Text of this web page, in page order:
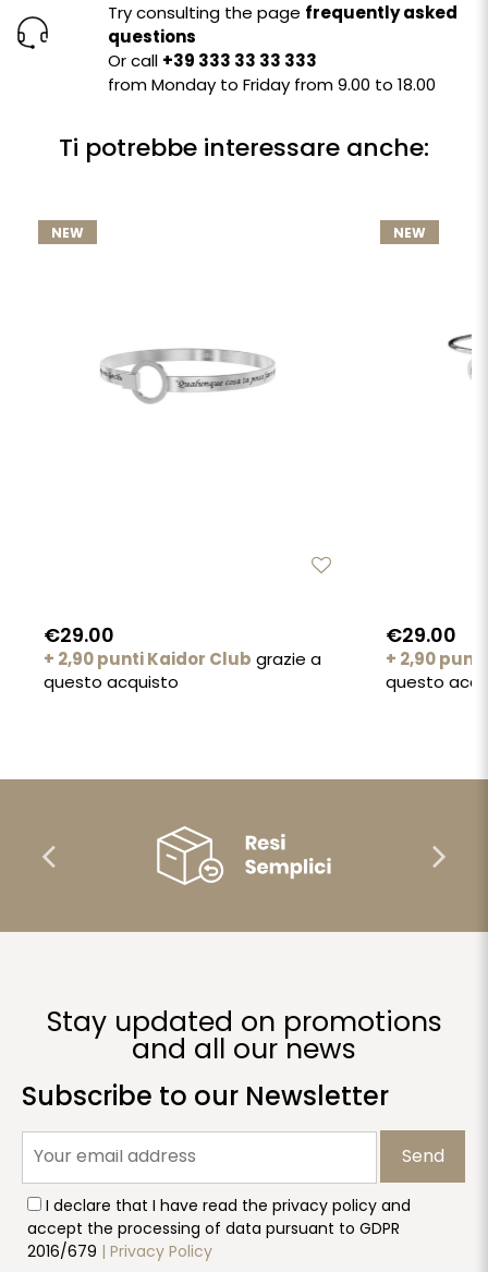
Try consulting the page frequently asked
questions
Or call +39 333 33 33 333
from Monday to Friday from 9.00 to 18.00
Ti potrebbe interessare anche:
NEW
€29.00
+ 2,90 punti Kaidor Club grazie a
questo acquisto
NEW
€29.00
+ 2,90
questo
Stay updated on promotions
and all our news
Subscribe to our Newsletter
Send
I declare that I have read the privacy policy and
accept the processing of data pursuant to GDPR
2016/679 | Privacy Policy